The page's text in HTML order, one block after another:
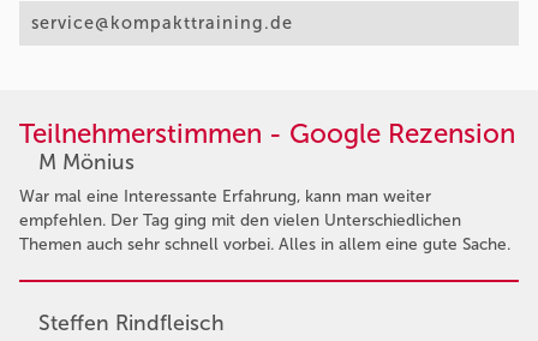
service@kompakttraining.de
Teilnehmerstimmen - Google Rezension
M Mönius
War mal eine Interessante Erfahrung, kann man weiter
empfehlen. Der Tag ging mit den vielen Unterschiedlichen
Themen auch sehr schnell vorbei. Alles in allem eine gute Sache.
Steffen Rindfleisch